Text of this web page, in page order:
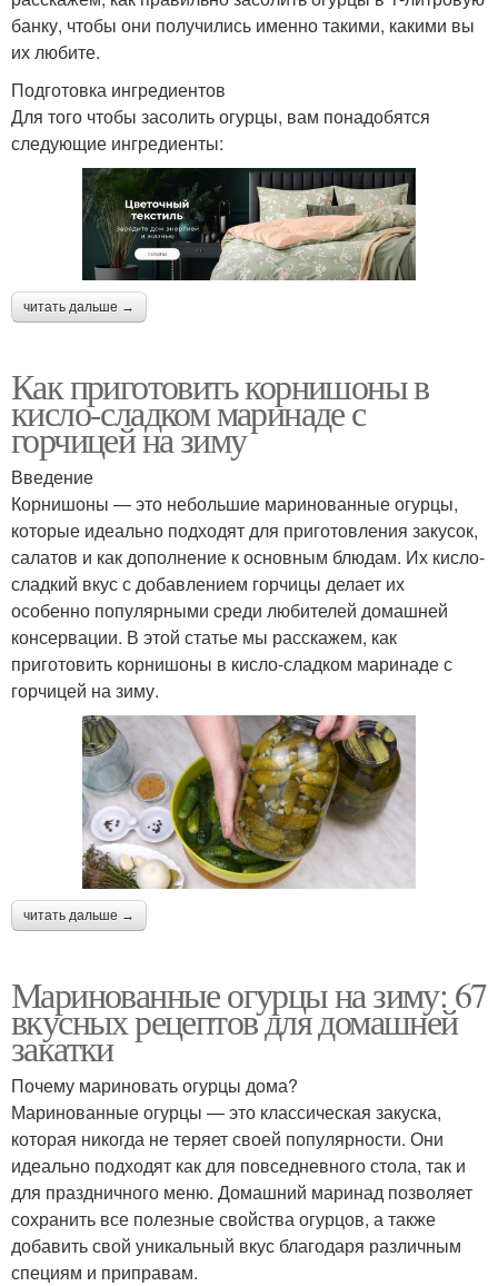
банку, чтобы они получились именно такими, какими вы
их любите.
Подготовка ингредиентов
Для того чтобы засолить огурцы, вам понадобятся
следующие ингредиенты:
читать дальше →
Как приготовить корнишоны в
кисло-сладком маринаде с
горчицей на зиму
Введение
Корнишоны — это небольшие маринованные огурцы,
которые идеально подходят для приготовления закусок,
салатов и как дополнение к основным блюдам. Их кисло-
сладкий вкус с добавлением горчицы делает их
особенно популярными среди любителей домашней
консервации. В этой статье мы расскажем, как
приготовить корнишоны в кисло-сладком маринаде с
горчицей на зиму.
читать дальше →
Маринованные огурцы на зиму: 67
вкусных рецептов для домашней
закатки
Почему мариновать огурцы дома?
Маринованные огурцы — это классическая закуска,
которая никогда не теряет своей популярности. Они
идеально подходят как для повседневного стола, так и
для праздничного меню. Домашний маринад позволяет
сохранить все полезные свойства огурцов, а также
добавить свой уникальный вкус благодаря различным
специям и приправам.